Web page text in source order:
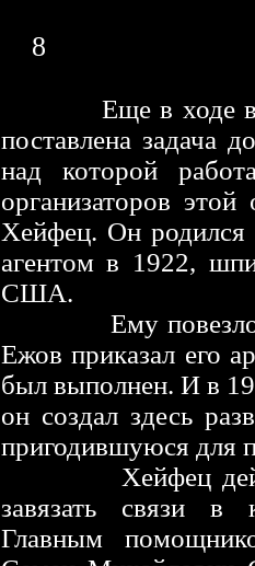
8
Еще в ходе
поставлена задача
над которой
организаторов
Хейфец. Он родился
агентом в 1922,
США.
Ему
Ежов приказал его
был выполнен. И в
он создал здесь
пригодившуюся для
Хейфец
завязать связи в
Главным